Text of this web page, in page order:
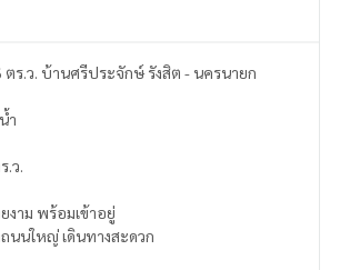
ตร.ว. บ้านศรีประจักษ์ รังสิต - นครนายก
ำ
ว.
งาม พร้อมเข้าอยู่
นนใหญ่ เดินทางสะดวก